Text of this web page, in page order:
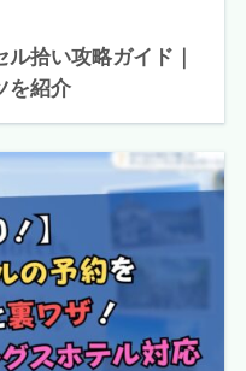
拾い攻略ガイド｜
を紹介